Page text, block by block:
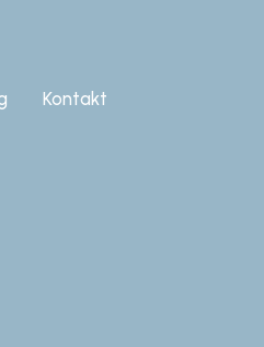
Kontakt